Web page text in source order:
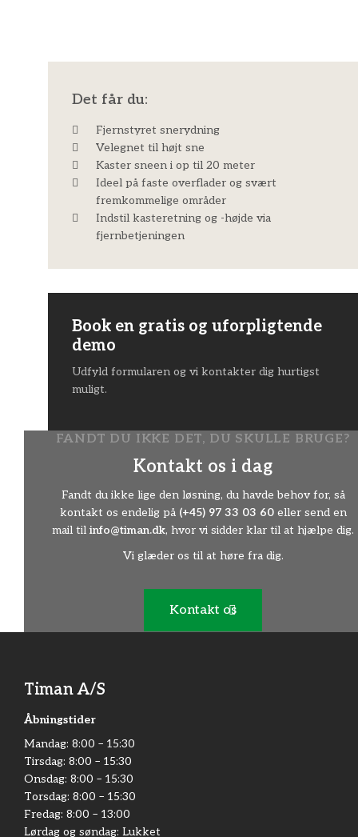
Det får du:​
Fjernstyret snerydning
Velegnet til højt sne
Kaster sneen i op til 20 meter
Ideel på faste overflader og svært
fremkommelige områder
Indstil kasteretning og -højde via
fjernbetjeningen
Book en gratis og uforpligtende
demo
Udfyld formularen og vi kontakter dig hurtigst
muligt.
FANDT DU IKKE DET, DU SKULLE BRUGE?
Kontakt os i dag
Fandt du ikke lige den løsning, du havde behov for, så
kontakt os endelig på (+45) 97 33 03 60eller send en
mail til info@timan.dk, hvor vi sidder klar til at hjælpe dig.
Vi glæder os til at høre fra dig.
Kontakt os
Timan A/S
Åbningstider
Mandag:​ 8:00 – 15:30​
Tirsdag: 8:00 – 15:30​
Onsdag: 8:00 – 15:30​
Torsdag: 8:00 – 15:30​
Fredag:​ 8:00 – 13:00
Lørdag og søndag: Lukket